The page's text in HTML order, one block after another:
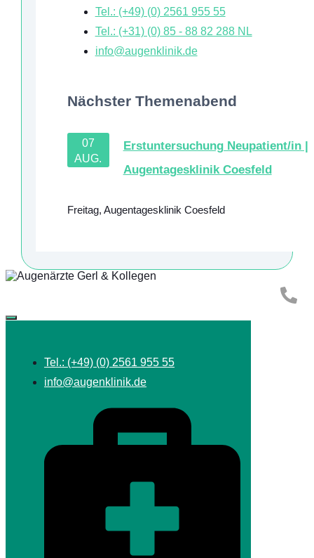
Tel.: (+49) (0) 2561 955 55
Tel.: (+31) (0) 85 - 88 82 288 NL
info@augenklinik.de
Nächster Themenabend
07
AUG.
Erstuntersuchung Neupatient/in |
Augentagesklinik Coesfeld
Freitag, Augentagesklinik Coesfeld
Tel.: (+49) (0) 2561 955 55
info@augenklinik.de